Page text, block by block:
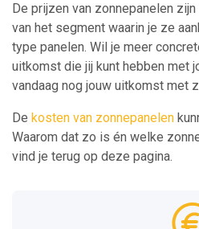
De prijzen van zonnepanelen
van het segment waarin je ze
type panelen. Wil je meer
uitkomst die jij kunt hebben met
vandaag nog jouw uitkomst met
De kosten van zonnepanelen
Waarom dat zo is én welke
vind je terug op deze pagina.